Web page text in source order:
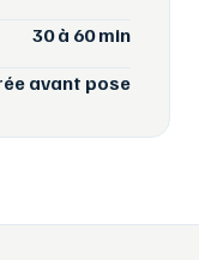
30 à 60 min
avant pose